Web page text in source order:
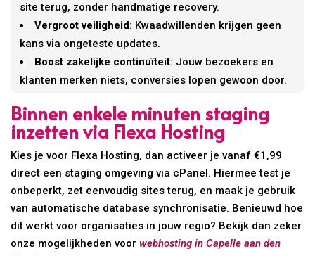
site terug, zonder handmatige recovery.
Vergroot veiligheid: Kwaadwillenden krijgen geen
kans via ongeteste updates.
Boost zakelijke continuïteit: Jouw bezoekers en
klanten merken niets, conversies lopen gewoon door.
Binnen enkele minuten staging
inzetten via Flexa Hosting
Kies je voor Flexa Hosting, dan activeer je vanaf €1,99
direct een staging omgeving via cPanel. Hiermee test je
onbeperkt, zet eenvoudig sites terug, en maak je gebruik
van automatische database synchronisatie. Benieuwd hoe
dit werkt voor organisaties in jouw regio? Bekijk dan zeker
onze mogelijkheden voorwebhosting in Capelle aan den